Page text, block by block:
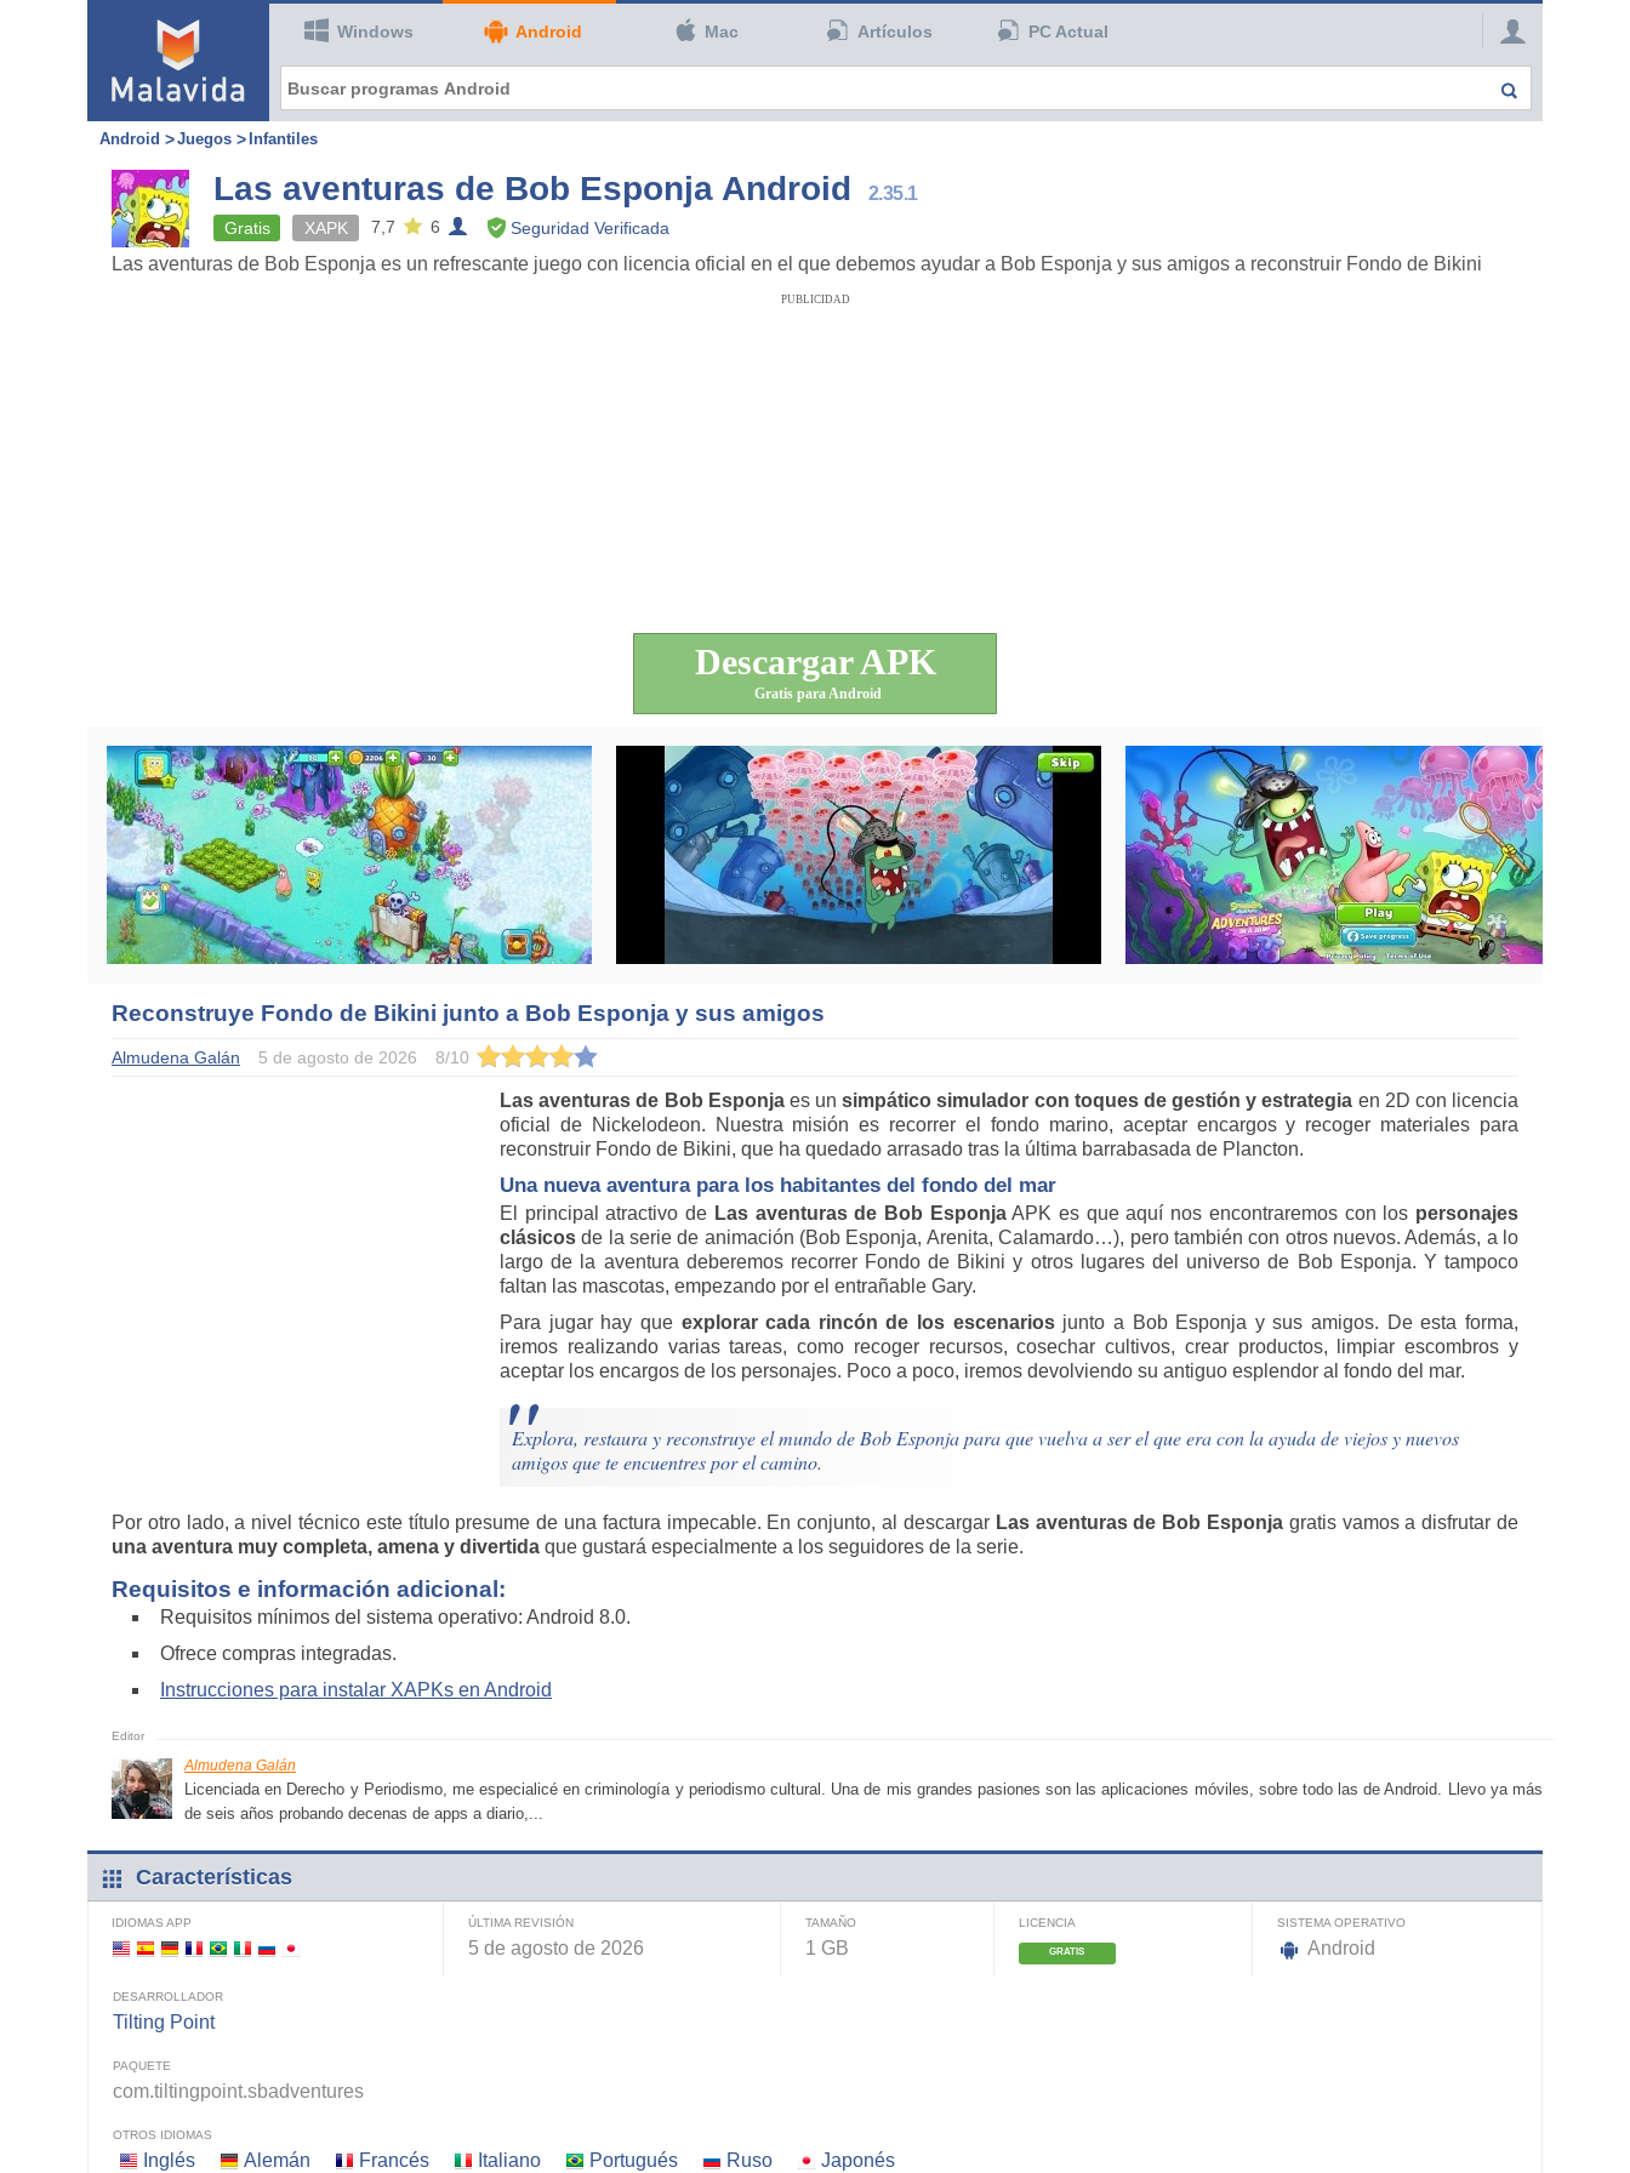
Windows Android Mac Artículos PC Actual
Android Juegos Infantiles
Las aventuras de Bob Esponja Android 2.35.1
Gratis XAPK 7,7 6 Seguridad Verificada
Las aventuras de Bob Esponja es un refrescante juego con licencia oficial en el que debemos ayudar a Bob Esponja y sus amigos a reconstruir Fondo de Bikini
PUBLICIDAD
Descargar APK
Gratis para Android
Reconstruye Fondo de Bikini junto a Bob Esponja y sus amigos
Almudena Galán 5 de agosto de 2026 8/10
Las aventuras de Bob Esponjaes unsimpático simulador con toques de gestión y estrategia en 2D con licencia
oficial de Nickelodeon. Nuestra misión es recorrer el fondo marino, aceptar encargos y recoger materiales para
reconstruir Fondo de Bikini, que ha quedado arrasado tras la última barrabasada de Plancton.
Una nueva aventura para los habitantes del fondo del mar
El principal atractivo de Las aventuras de Bob EsponjaAPK es que aquí nos encontraremos con los personajes
clásicos de la serie de animación (Bob Esponja, Arenita, Calamardo…), pero también con otros nuevos. Además, a lo
largo de la aventura deberemos recorrer Fondo de Bikini y otros lugares del universo de Bob Esponja. Y tampoco
faltan las mascotas, empezando por el entrañable Gary.
Para jugar hay que explorar cada rincón de los escenariosjunto a Bob Esponja y sus amigos. De esta forma,
iremos realizando varias tareas, como recoger recursos, cosechar cultivos, crear productos, limpiar escombros y
aceptar los encargos de los personajes. Poco a poco, iremos devolviendo su antiguo esplendor al fondo del mar.
Explora, restaura y reconstruye el mundo de Bob Esponja para que vuelva a ser el que era con la ayuda de viejos y nuevos
amigos que te encuentres por el camino.
Por otro lado, a nivel técnico este título presume de una factura impecable. En conjunto, al descargar Las aventuras de Bob Esponjagratis vamos a disfrutar de
una aventura muy completa, amena y divertida que gustará especialmente a los seguidores de la serie.
Requisitos e información adicional:
Requisitos mínimos del sistema operativo: Android 8.0.
Ofrece compras integradas.
Instrucciones para instalar XAPKs en Android
Almudena Galán
Licenciada en Derecho y Periodismo, me especialicé en criminología y periodismo cultural. Una de mis grandes pasiones son las aplicaciones móviles, sobre todo las de Android. Llevo ya más
de seis años probando decenas de apps a diario,...
Características
IDIOMAS APP ÚLTIMA REVISIÓN
5 de agosto de 2026
TAMAÑO
1 GB
LICENCIA
GRATIS
SISTEMA OPERATIVO
Android
DESARROLLADOR
Tilting Point
PAQUETE
com.tiltingpoint.sbadventures
OTROS IDIOMAS
Inglés Alemán Francés Italiano Portugués Ruso Japonés